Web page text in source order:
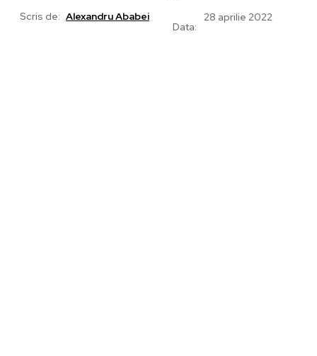
Scris de: Alexandru Ababei
Data:
28 aprilie 2022